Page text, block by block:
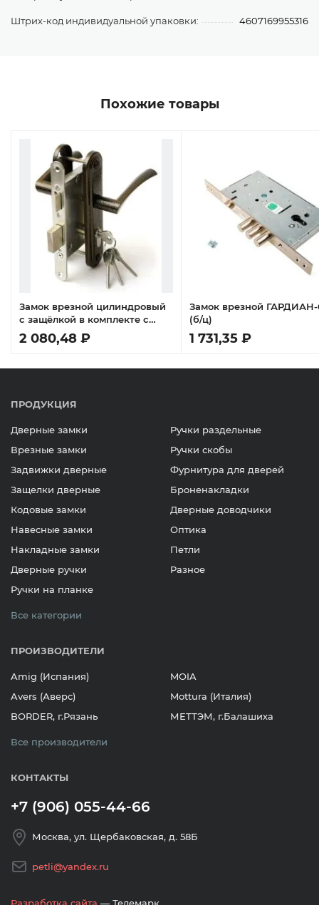
Штрих-код индивидуальной упаковки: 4607169955316
Похожие товары
Замок врезной цилиндровый
с защёлкой в комплекте с
ручкой ЗВ4-3.07 (медь), 4 кл.
2 080,48 ₽
Замок врезной ГАРДИАН-
(б/ц)
1 731,35 ₽
ПРОДУКЦИЯ
Дверные замки
Врезные замки
Задвижки дверные
Защелки дверные
Кодовые замки
Навесные замки
Накладные замки
Дверные ручки
Ручки на планке
Ручки раздельные
Ручки скобы
Фурнитура для дверей
Броненакладки
Дверные доводчики
Оптика
Петли
Разное
Все категории
ПРОИЗВОДИТЕЛИ
Amig (Испания)
Avers (Аверс)
BORDER, г.Рязань
MOIA
Mottura (Италия)
МЕТТЭМ, г.Балашиха
Все производители
КОНТАКТЫ
+7 (906) 055-44-66
Москва, ул. Щербаковская, д. 58Б
petli@yandex.ru